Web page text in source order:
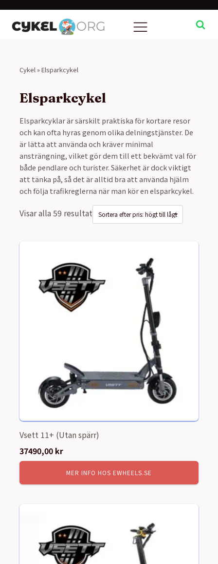
Cykel »Elsparkcykel
Elsparkcykel
Elsparkcyklar är särskilt praktiska för kortare resor
och kan ofta hyras genom olika delningstjänster. De
är lätta att använda och kräver minimal
ansträngning, vilket gör dem till ett bekvämt val för
både pendlare och turister. Säkerhet är dock viktigt
att tänka på, så det är alltid bra att använda hjälm
och följa trafikreglerna när man kör en elsparkcykel.
Visar alla 59 resultat Sorterade
efter
Vsett 11+ (Utan spärr)
37490,00 kr
MER INFO HOS EWHEELS.SE